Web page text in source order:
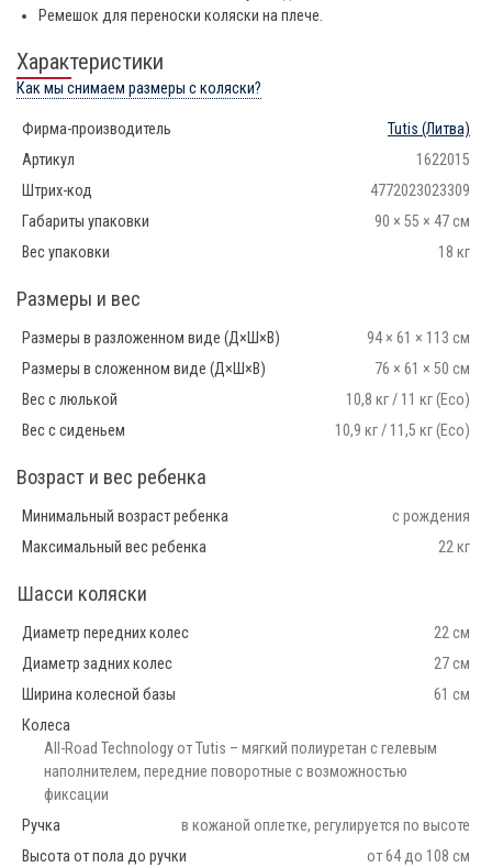
Ремешок для переноски коляски на плече.
Характеристики
Как мы снимаем размеры с коляски?
Фирма-производитель Tutis (Литва)
Артикул
1622015
Штрих-код
4772023023309
Габариты упаковки
90 × 55 × 47 см
Вес упаковки
18 кг
Размеры и вес
Размеры в разложенном виде (Д×Ш×В)
94 × 61 × 113 см
Размеры в сложенном виде (Д×Ш×В)
76 × 61 × 50 см
Вес с люлькой
10,8 кг / 11 кг (Eco)
Вес с сиденьем
10,9 кг / 11,5 кг (Eco)
Возраст и вес ребенка
Минимальный возраст ребенка
с рождения
Максимальный вес ребенка
22 кг
Шасси коляски
Диаметр передних колес
22 см
Диаметр задних колес
27 см
Ширина колесной базы
61 см
Колеса
All-Road Technology от Tutis – мягкий полиуретан с гелевым
наполнителем, передние поворотные с возможностью
фиксации
Ручка
в кожаной оплетке, регулируется по высоте
Высота от пола до ручки
от 64 до 108 см